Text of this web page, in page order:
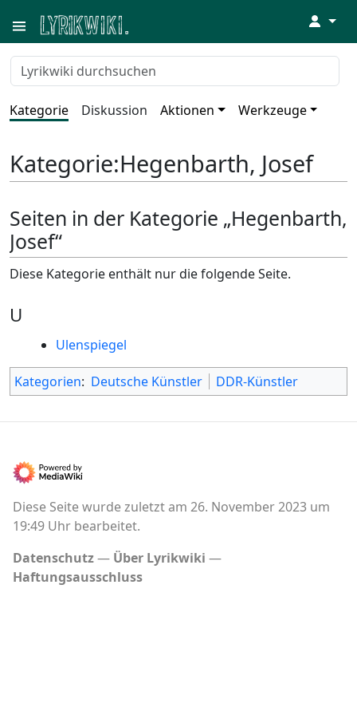
↓
Kategorie Diskussion Aktionen Werkzeuge
Kategorie:Hegenbarth, Josef
Seiten in der Kategorie „Hegenbarth,
Josef“
Diese Kategorie enthält nur die folgende Seite.
U
Ulenspiegel
Kategorien: Deutsche Künstler DDR-Künstler
Diese Seite wurde zuletzt am 26. November 2023 um
19:49 Uhr bearbeitet.
Datenschutz
Über Lyrikwiki
Haftungsausschluss